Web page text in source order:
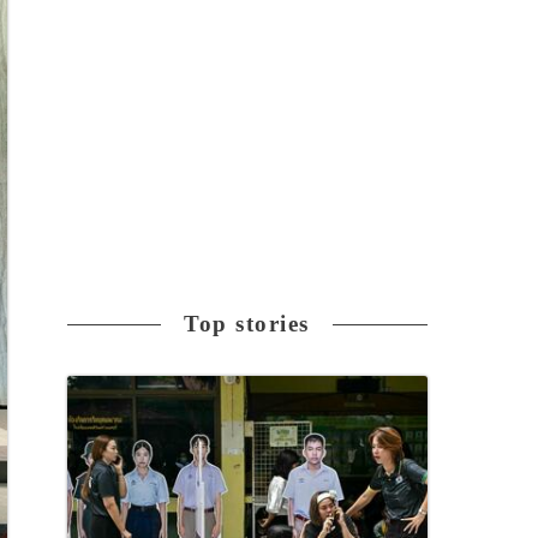
Top stories